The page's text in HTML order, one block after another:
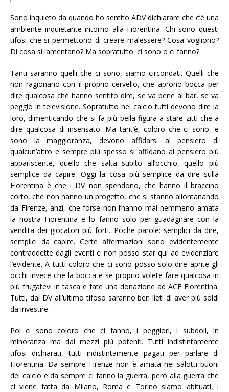
Sono inquieto da quando ho sentito ADV dichiarare che c’è una
ambiente inquietante intorno alla Fiorentina. Chi sono questi
tifosi che si permettono di creare malessere? Cosa vogliono?
Di cosa si lamentano? Ma sopratutto: ci sono o ci fanno?
Tanti saranno quelli che ci sono, siamo circondati. Quelli che
non ragionano con il proprio cervello, che aprono bocca per
dire qualcosa che hanno sentito dire, se va bene al bar, se va
peggio in televisione. Sopratutto nel calcio tutti devono dire la
loro, dimenticando che si fa più bella figura a stare zitti che a
dire qualcosa di insensato. Ma tant’è, coloro che ci sono, e
sono la maggioranza, devono affidarsi al pensiero di
qualcun’altro e sempre più spesso si affidano al pensiero più
appariscente, quello che salta subito all’occhio, quello più
semplice da capire. Oggi la cosa più semplice da dire sulla
Fiorentina è che i DV non spendono, che hanno il braccino
corto, che non hanno un progetto, che si stanno allontanando
da Firenze, anzi, che forse non l’hanno mai nemmeno amata
la nostra Fiorentina e lo fanno solo per guadagnare con la
vendita dei giocatori più forti. Poche parole: semplici da dire,
semplici da capire. Certe affermazioni sono evidentemente
contraddette dagli eventi e non posso star qui ad evidenziare
l’evidente. A tutti coloro che ci sono posso solo dire aprite gli
occhi invece che la bocca e se proprio volete fare qualcosa in
più frugatevi in tasca e fate una donazione ad ACF Fiorentina.
Tutti, dai DV all’ultimo tifoso saranno ben lieti di aver più soldi
da investire.
Poi ci sono coloro che ci fanno, i peggiori, i subdoli, in
minoranza ma dai mezzi più potenti. Tutti indistintamente
tifosi dichiarati, tutti indistintamente pagati per parlare di
Fiorentina. Da sempre Firenze non è amata nei salotti buoni
del calcio e da sempre ci fanno la guerra, però alla guerra che
ci viene fatta da Milano, Roma e Torino siamo abituati, i